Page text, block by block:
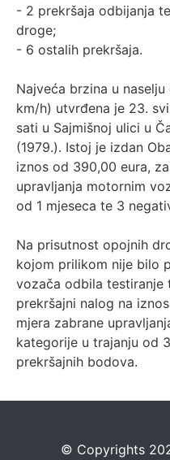
- 2 prekršaja odbijanja
droge;
- 6 ostalih prekršaja.
Najveća brzina u
km/h) utvrđena je 23.
sati u Sajmišnoj ulici u
(1979.). Istoj je izdan
iznos od 390,00 eura,
upravljanja motornim
od 1 mjeseca te 3
Na prisutnost opojnih
kojom prilikom nije bilo
vozača odbila
prekršajni nalog na
mjera zabrane
kategorije u trajanju od
prekršajnih bodova.
©️ Copyrights